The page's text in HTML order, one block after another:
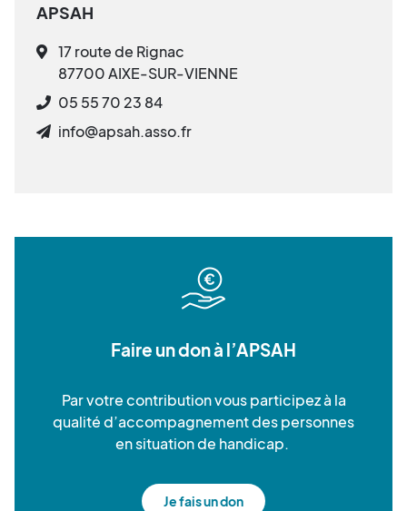
APSAH
17 route de Rignac
87700 AIXE-SUR-VIENNE
05 55 70 23 84
info@apsah.asso.fr
Faire un don à l’APSAH
Par votre contribution vous participez à la
qualité d’accompagnement des personnes
en situation de handicap.
Je fais un don